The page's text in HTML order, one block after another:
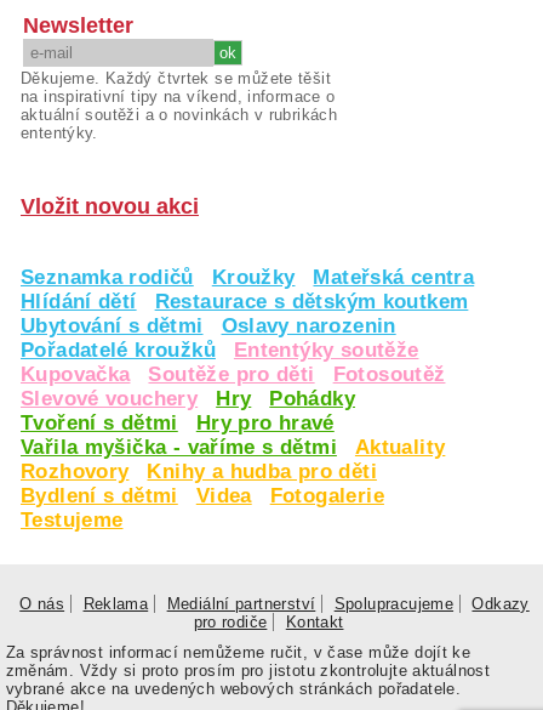
Newsletter
Děkujeme. Každý čtvrtek se můžete těšit
na inspirativní tipy na víkend, informace o
aktuální soutěži a o novinkách v rubrikách
ententýky.
Vložit novou akci
Seznamka rodičů Kroužky
Mateřská centra
Hlídání dětí
Restaurace s dětským koutkem
Ubytování s dětmi
Oslavy narozenin
Pořadatelé kroužků
Ententýky soutěže
Kupovačka
Soutěže pro děti
Fotosoutěž
Slevové vouchery
Hry
Pohádky
Tvoření s dětmi
Hry pro hravé
Vařila myšička - vaříme s dětmi
Aktuality
Rozhovory
Knihy a hudba pro děti
Bydlení s dětmi
Videa
Fotogalerie
Testujeme
O nás Reklama Mediální partnerství Spolupracujeme
Odkazy
pro rodiče
Kontakt
Za správnost informací nemůžeme ručit, v čase může dojít ke
změnám. Vždy si proto prosím pro jistotu zkontrolujte aktuálnost
vybrané akce na uvedených webových stránkách pořadatele.